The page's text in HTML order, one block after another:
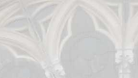
Percorsi per fidanzati
Calendario Cresime Adulti
Associazioni